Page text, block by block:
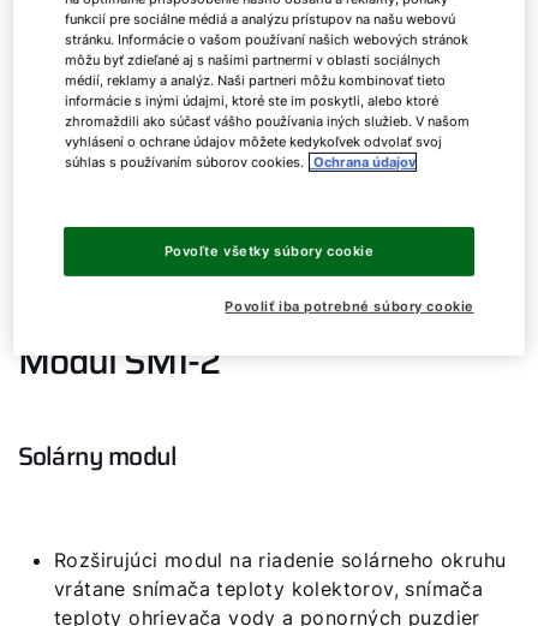
Modul SM1-2
Solárny modul
Rozširujúci modul na riadenie solárneho okruhu
vrátane snímača teploty kolektorov, snímača
teploty ohrievača vody a ponorných puzdier
Ako vám môžeme pomôcť?
Hotline
funkcií pre sociálne médiá a analýzu prístupov na našu webovú
stránku. Informácie o vašom používaní našich webových stránok
môžu byť zdieľané aj s našimi partnermi v oblasti sociálnych
médií, reklamy a analýz. Naši partneri môžu kombinovať tieto
informácie s inými údajmi, ktoré ste im poskytli, alebo ktoré
zhromaždili ako súčasť vášho používania iných služieb. V našom
vyhlásení o ochrane údajov môžete kedykoľvek odvolať svoj
súhlas s používaním súborov cookies.
Ochrana údajov
Povoliť iba potrebné súbory cookie
Povoľte všetky súbory cookie